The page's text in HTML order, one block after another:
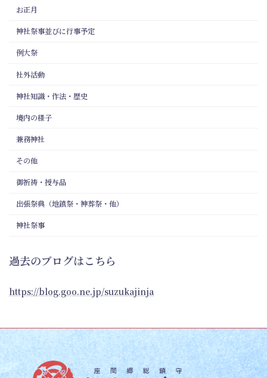
お正月
神社祭事並びに行事予定
例大祭
社外活動
神社知識・作法・歴史
境内の様子
兼務神社
その他
御祈祷・授与品
出張祭典（地鎮祭・神葬祭・他）
神社祭事
過去のブログはこちら
https://blog.goo.ne.jp/suzukajinja